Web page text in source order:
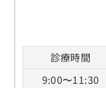
診療時間
9:00〜11:30